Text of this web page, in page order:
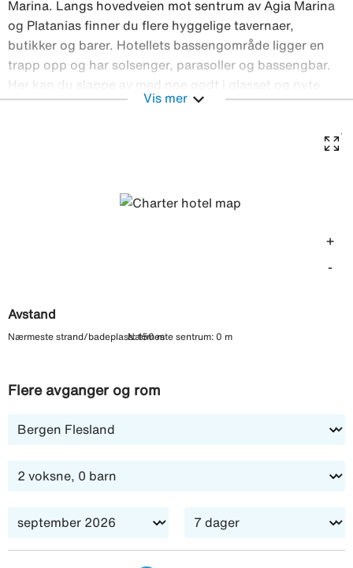
Marina. Langs hovedveien mot sentrum av Agia Marina
og Platanias finner du flere hyggelige tavernaer,
butikker og barer. Hotellets bassengområde ligger en
trapp opp og har solsenger, parasoller og bassengbar.
Her kan du slappe av med noe godt i glasset og nyte
den vakre utsikten over havet og øya Theodorou. Når
bassenget, og for barna er det en egen, grunnere del for
ulike vannsporter for den eventyrlystne. Hotellet har
aktiv i ferien. Apladas tilbyr enkle og stilrene leiligheter i
Vis mer expand_more
+
-
Avstand
Nærmeste strand/badeplass: 150 mNærmeste sentrum: 0 m
Flere avganger og rom